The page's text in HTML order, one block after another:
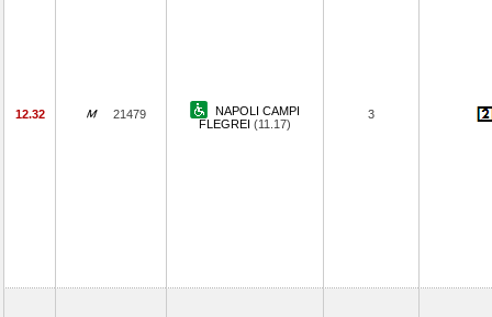
12.32 21479
NAPOLI CAMPI
FLEGREI (11.17)
3